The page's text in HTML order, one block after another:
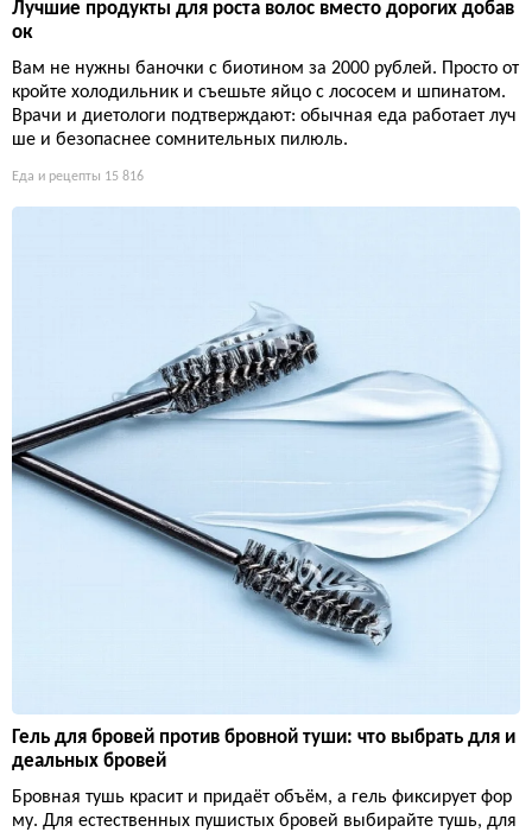
Лучшие продукты для роста волос вместо дорогих добав
ок
Вам не нужны баночки с биотином за 2000 рублей. Просто от
кройте холодильник и съешьте яйцо с лососем и шпинатом.
Врачи и диетологи подтверждают: обычная еда работает луч
ше и безопаснее сомнительных пилюль.
Еда и рецепты 15 816
Гель для бровей против бровной туши: что выбрать для и
деальных бровей
Бровная тушь красит и придаёт объём, а гель фиксирует фор
му. Для естественных пушистых бровей выбирайте тушь, для